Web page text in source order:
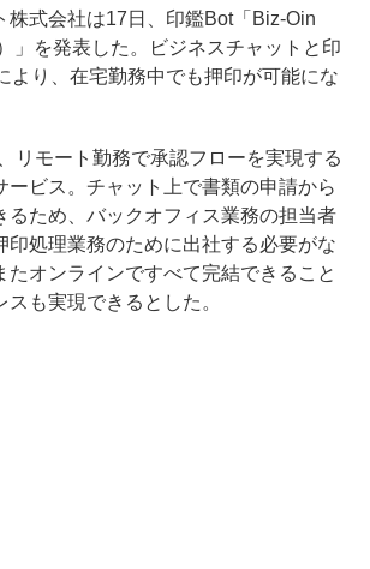
式会社は17日、印鑑Bot「Biz-Oin
」を発表した。ビジネスチャットと印
より、在宅勤務中でも押印が可能にな
リモート勤務で承認フローを実現する
ービス。チャット上で書類の申請から
るため、バックオフィス業務の担当者
印処理業務のために出社する必要がな
たオンラインですべて完結できること
も実現できるとした。